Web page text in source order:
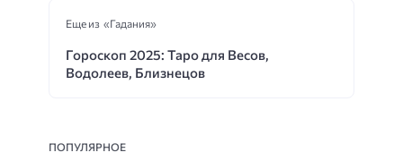
Еще из «Гадания»
Гороскоп 2025: Таро для Весов,
Водолеев, Близнецов
ПОПУЛЯРНОЕ